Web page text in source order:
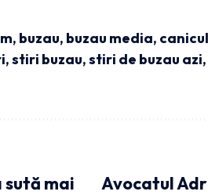
, buzau, buzau media,
,stiri buzau,stiri de buzau azi,
sută mai
Avocatul